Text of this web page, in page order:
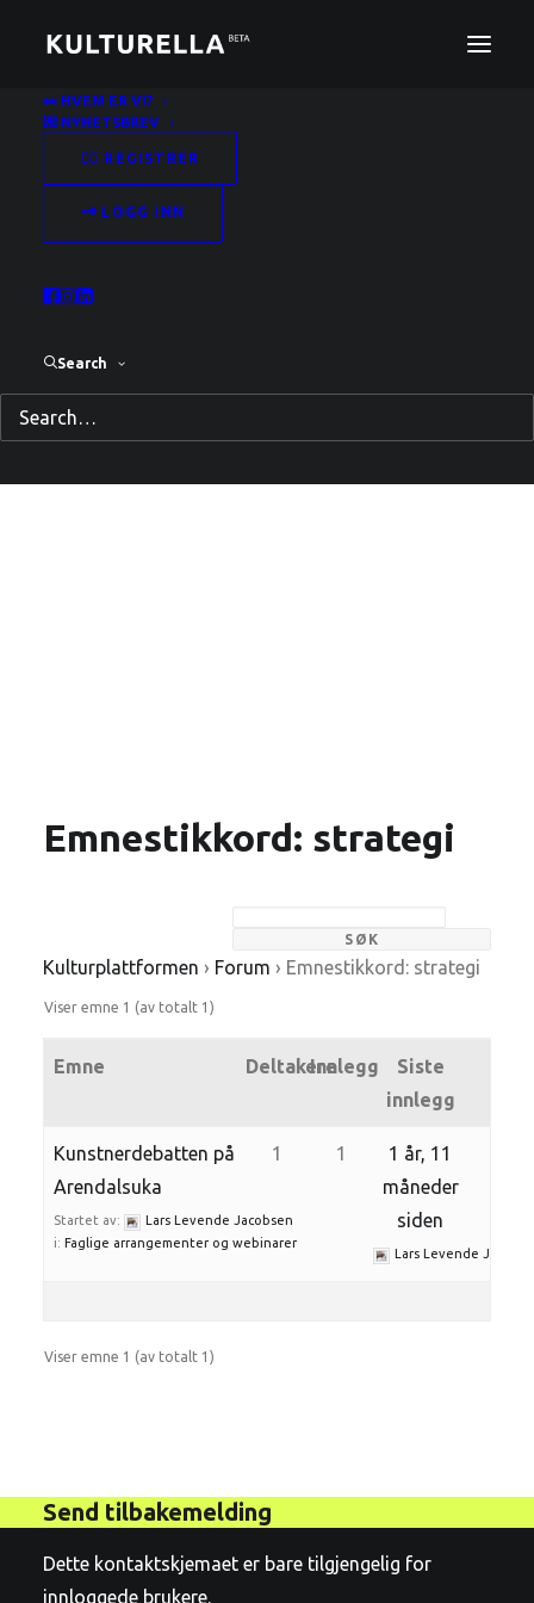
👀 HVEM ER VI?
💌 NYHETSBREV
✍🏻 REGISTRER
🗝️ LOGG INN
Search
Home Posts Tagged "strategi"
Emnestikkord: strategi
Kulturplattformen › Forum › Emnestikkord: strategi
Viser emne 1 (av totalt 1)
Emne DeltakereInnlegg
Siste
innlegg
Kunstnerdebatten på
Arendalsuka
Startet av:
Lars Levende Jacobsen
i: Faglige arrangementer og webinarer
1 1
1 år, 11
måneder
siden
Lars Levende
Viser emne 1 (av totalt 1)
Send tilbakemelding
Dette kontaktskjemaet er bare tilgjengelig for
innloggede brukere.